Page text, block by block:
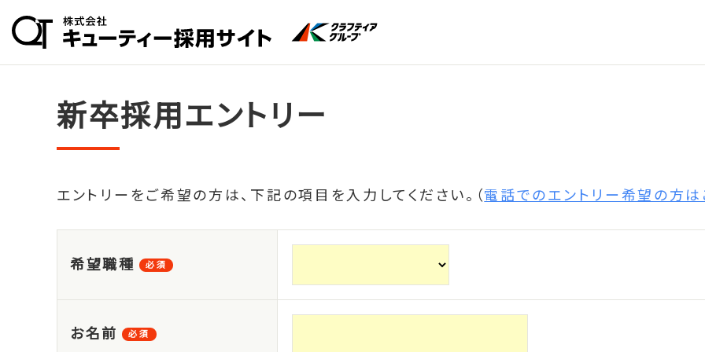
新卒採用エントリー
エントリーをご希望の方は、下記の項目を入力してください。（ 電話でのエントリー希望の方は
希望職種 必須
お名前 必須